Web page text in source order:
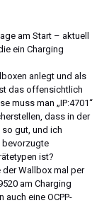
am Start – aktuell
ein Charging
anlegt und als
das offensichtlich
muss man „IP:4701“
dass in der
so gut, und ich
bevorzugte
ist?
der Wallbox mal per
am Charging
eine OCPP-